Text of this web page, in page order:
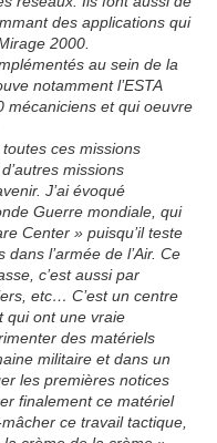
des applications qui
2000.
au sein de la
notamment l’ESTA
mécaniciens et qui oeuvre
ces missions
missions
J’ai évoqué
Guerre mondiale, qui
Center » puisqu’il teste
l’armée de l’Air. Ce
c’est aussi par
etc… C’est un centre
qui ont une vraie
des matériels
militaire et dans un
les premières notices
finalement ce matériel
ce travail tactique,